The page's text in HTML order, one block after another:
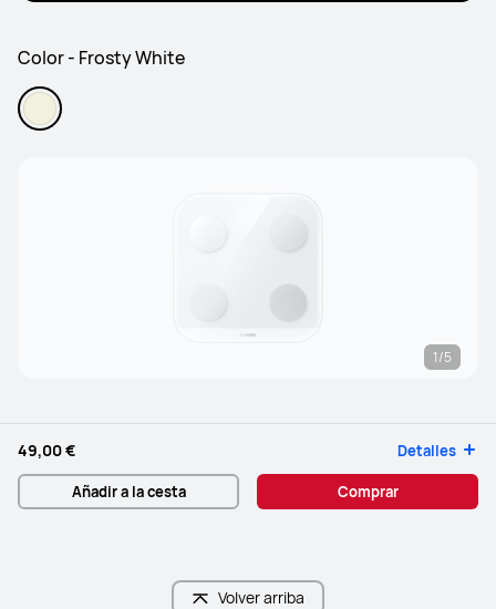
Color - Frosty White
1/5
49,00 € Detalles
Añadir a la cesta Comprar
Volver arriba